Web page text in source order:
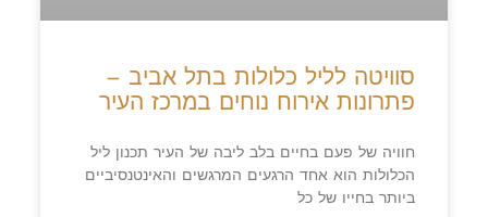
סוויטה לליל כלולות בתל אביב –
פתרונות אירוח נוחים במרכז העיר
חוויה של פעם בחיים בלב ליבה של העיר תכנון ליל
הכלולות הוא אחד הרגעים המרגשים והאינטנסיביים
ביותר בחייו של כל